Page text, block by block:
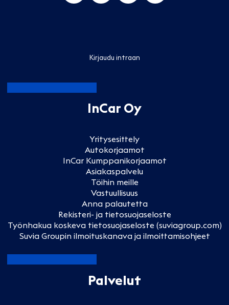
Kirjaudu intraan
InCar Oy
Yritysesittely
Autokorjaamot
InCar Kumppanikorjaamot
Asiakaspalvelu
Töihin meille
Vastuullisuus
Anna palautetta
Rekisteri- ja tietosuojaseloste
Työnhakua koskeva tietosuojaseloste (suviagroup.com)
Suvia Groupin ilmoituskanava ja ilmoittamisohjeet
Palvelut